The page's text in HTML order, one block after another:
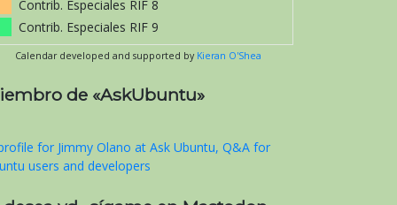
Contrib. Especiales RIF 8
Contrib. Especiales RIF 9
Calendar developed and supported by Kieran O'Shea
de «AskUbuntu»